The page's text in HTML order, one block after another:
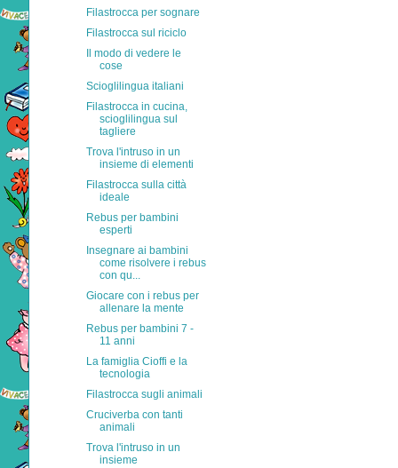
Filastrocca per sognare
Filastrocca sul riciclo
Il modo di vedere le
cose
Scioglilingua italiani
Filastrocca in cucina,
scioglilingua sul
tagliere
Trova l'intruso in un
insieme di elementi
Filastrocca sulla città
ideale
Rebus per bambini
esperti
Insegnare ai bambini
come risolvere i rebus
con qu...
Giocare con i rebus per
allenare la mente
Rebus per bambini 7 -
11 anni
La famiglia Cioffi e la
tecnologia
Filastrocca sugli animali
Cruciverba con tanti
animali
Trova l'intruso in un
insieme